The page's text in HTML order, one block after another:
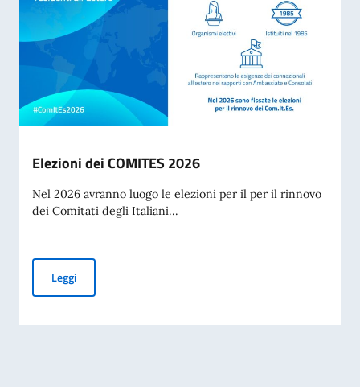
Elezioni dei COMITES 2026
Nel 2026 avranno luogo le elezioni per il per il rinnovo
dei Comitati degli Italiani...
LeggiElezioni dei COMITES 2026